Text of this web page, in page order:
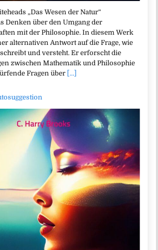
„Das Wesen der Natur“
Denken über den Umgang der
mit der Philosophie. In diesem Werk
alternativen Antwort auf die Frage, wie
und versteht. Er erforscht die
zwischen Mathematik und Philosophie
Fragen über [...]